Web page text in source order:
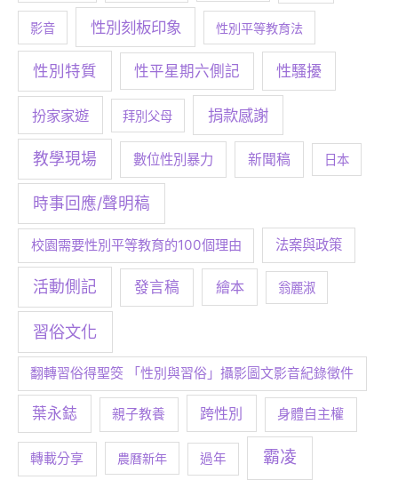
影音 性別刻板印象 性別平等教育法
性別特質 性平星期六側記 性騷擾
扮家家遊 拜別父母 捐款感謝
教學現場 數位性別暴力 新聞稿 日本
時事回應/聲明稿
校園需要性別平等教育的100個理由 法案與政策
活動側記 發言稿 繪本 翁麗淑
習俗文化
翻轉習俗得聖筊 「性別與習俗」攝影圖文影音紀錄徵件
葉永鋕 親子教養 跨性別 身體自主權
轉載分享 農曆新年 過年 霸凌